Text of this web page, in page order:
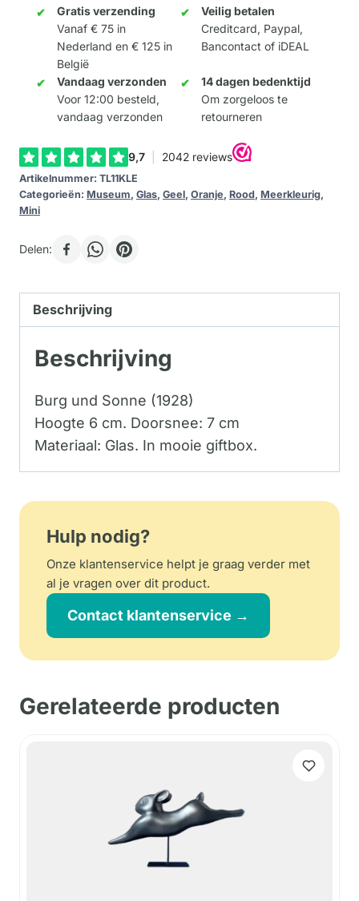
"Burg
Sonne"
Paul
aantal
Gratis verzending
Vanaf € 75 in
Nederland en € 125 in
België
Veilig betalen
Creditcard, Paypal,
Bancontact of iDEAL
Vandaag verzonden
Voor 12:00 besteld,
vandaag verzonden
14 dagen bedenktijd
Om zorgeloos te
retourneren
Artikelnummer: TL11KLE
Categorieën: Museum, Glas, Geel, Oranje, Rood, Meerkleurig,
Mini
Delen:
Beschrijving
Beschrijving
Burg und Sonne (1928)
Hoogte 6 cm. Doorsnee: 7 cm
Materiaal: Glas. In mooie giftbox.
Hulp nodig?
Onze klantenservice helpt je graag verder met
al je vragen over dit product.
Contact klantenservice →
Gerelateerde producten